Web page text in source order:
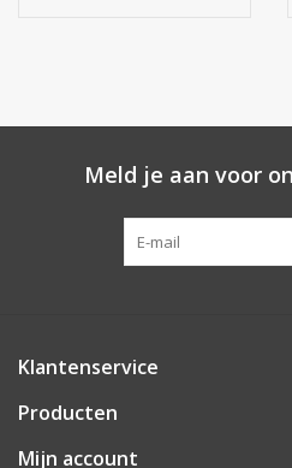
Meld je aan voor
Klantenservice
Producten
Mijn account